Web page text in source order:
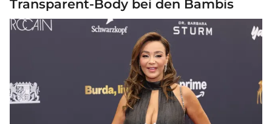
Transparent-Body bei den Bambis